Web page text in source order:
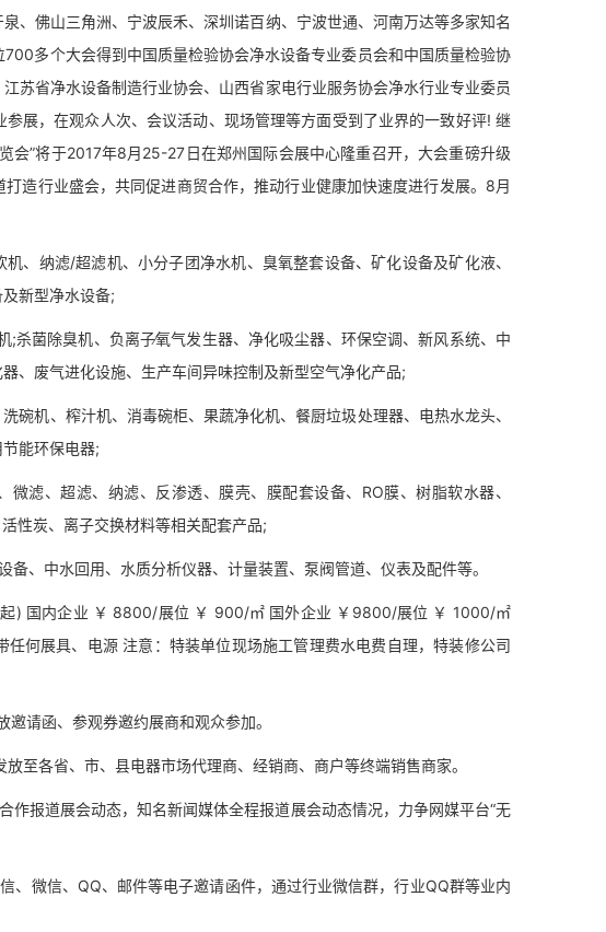
、佛山三角洲、宁波辰禾、深圳诺百纳、宁波世通、河南万达等多家知名
多个大会得到中国质量检验协会净水设备专业委员会和中国质量检验协
苏省净水设备制造行业协会、山西省家电行业服务协会净水行业专业委员
展，在观众人次、会议活动、现场管理等方面受到了业界的一致好评! 继
会”将于2017年8月25-27日在郑州国际会展中心隆重召开，大会重磅升级
造行业盛会，共同促进商贸合作，推动行业健康加快速度进行发展。8月
纳滤/超滤机、小分子团净水机、臭氧整套设备、矿化设备及矿化液、
新型净水设备;
菌除臭机、负离子∕氧气发生器、净化吸尘器、环保空调、新风系统、中
、废气进化设施、生产车间异味控制及新型空气净化产品;
机、榨汁机、消毒碗柜、果蔬净化机、餐厨垃圾处理器、电热水龙头、
能环保电器;
、超滤、纳滤、反渗透、膜壳、膜配套设备、RO膜、树脂软水器、
性炭、离子交换材料等相关配套产品;
中水回用、水质分析仪器、计量装置、泵阀管道、仪表及配件等。
国内企业 ￥ 8800/展位 ￥ 900/㎡ 国外企业 ￥9800/展位 ￥ 1000/㎡
何展具、电源 注意：特装单位现场施工管理费水电费自理，特装修公司
请函、参观券邀约展商和观众参加。
各省、市、县电器市场代理商、经销商、商户等终端销售商家。
报道展会动态，知名新闻媒体全程报道展会动态情况，力争网媒平台“无
微信、QQ、邮件等电子邀请函件，通过行业微信群，行业QQ群等业内